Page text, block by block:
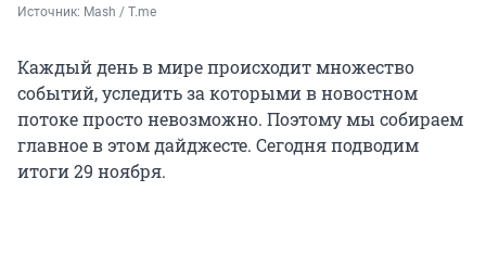
Источник: Mash / T.me
Каждый день в мире происходит множество
событий, уследить за которыми в новостном
потоке просто невозможно. Поэтому мы собираем
главное в этом дайджесте. Сегодня подводим
итоги 29 ноября.